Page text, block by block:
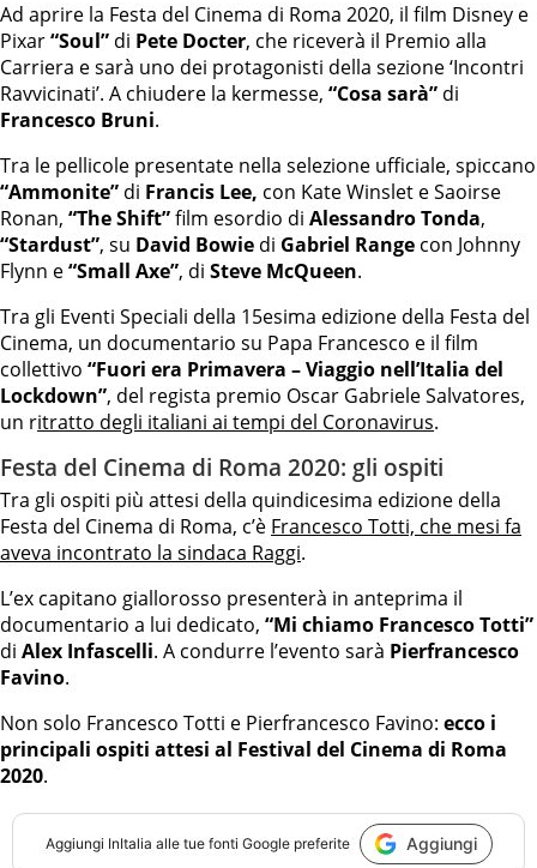
Ad aprire la Festa del Cinema di Roma 2020, il film Disney e
Pixar“Soul” di Pete Docter, che riceverà il Premio alla
Carriera e sarà uno dei protagonisti della sezione ‘Incontri
Ravvicinati’. A chiudere la kermesse, “Cosa sarà” di
Francesco Bruni.
Tra le pellicole presentate nella selezione ufficiale, spiccano
“Ammonite” di Francis Lee, con Kate Winslet e Saoirse
Ronan, “The Shift”film esordio di Alessandro Tonda,
“Stardust”, su David Bowie di Gabriel Range con Johnny
Flynn e“Small Axe”, di Steve McQueen.
Tra gli Eventi Speciali della 15esima edizione della Festa del
Cinema, un documentario su Papa Francesco e il film
collettivo “Fuori era Primavera – Viaggio nell’Italia del
Lockdown”, del regista premio Oscar Gabriele Salvatores,
un ritratto degli italiani ai tempi del Coronavirus.
Festa del Cinema di Roma 2020: gli ospiti
Tra gli ospiti più attesi della quindicesima edizione della
Festa del Cinema di Roma, c’è Francesco Totti, che mesi fa
aveva incontrato la sindaca Raggi.
L’ex capitano giallorosso presenterà in anteprima il
documentario a lui dedicato, “Mi chiamo Francesco Totti”
di Alex Infascelli. A condurre l’evento sarà Pierfrancesco
Favino.
Non solo Francesco Totti e Pierfrancesco Favino: ecco i
principali ospiti attesi al Festival del Cinema di Roma
2020.
Aggiungi InItalia alle tue fonti Google preferite Aggiungi